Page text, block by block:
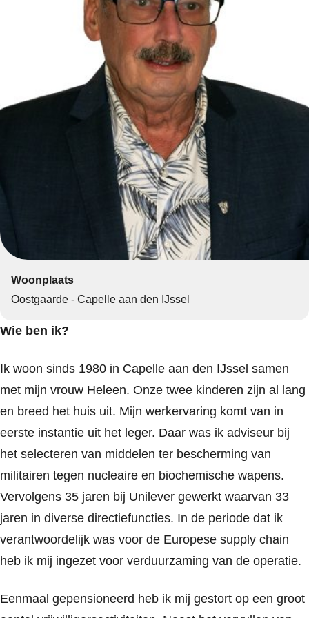
Woonplaats
Oostgaarde - Capelle aan den IJssel
Wie ben ik?
Ik woon sinds 1980 in Capelle aan den IJssel samen
met mijn vrouw Heleen. Onze twee kinderen zijn al lang
en breed het huis uit. Mijn werkervaring komt van in
eerste instantie uit het leger. Daar was ik adviseur bij
het selecteren van middelen ter bescherming van
militairen tegen nucleaire en biochemische wapens.
Vervolgens 35 jaren bij Unilever gewerkt waarvan 33
jaren in diverse directiefuncties. In de periode dat ik
verantwoordelijk was voor de Europese supply chain
heb ik mij ingezet voor verduurzaming van de operatie.
Eenmaal gepensioneerd heb ik mij gestort op een groot